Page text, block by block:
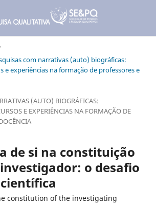
com narrativas (auto) biográficas:
e experiências na formação de professores e
(AUTO) BIOGRÁFICAS:
E EXPERIÊNCIAS NA FORMAÇÃO DE
de si na constituição
o desafio
constitution of the investigating